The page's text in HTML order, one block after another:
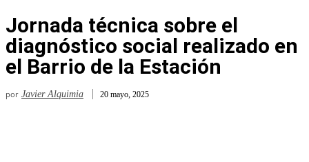
Jornada técnica sobre el
diagnóstico social realizado en
el Barrio de la Estación
por Javier Alquimia 20 mayo, 2025